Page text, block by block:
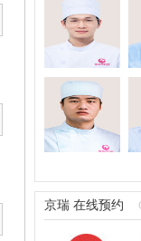
京瑞 在线预约